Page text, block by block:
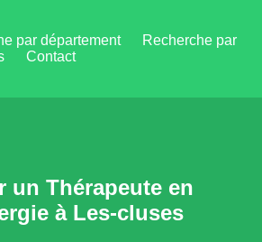
par département
Recherche par
Contact
un Thérapeute en
à Les-cluses